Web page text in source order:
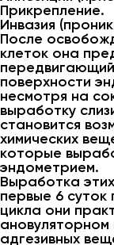
Прикрепление.
Инвазия
После
клеток она
поверхности
несмотря на
выработку
становится
химических
которые
эндометрием.
Выработка
первые 6 суток
цикла они
адгезивных